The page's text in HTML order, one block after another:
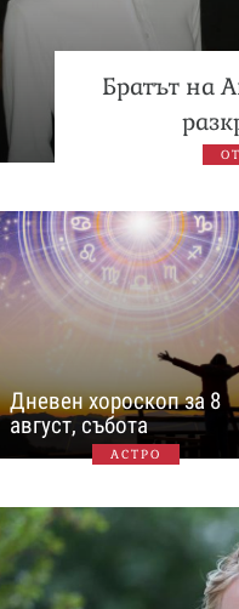
Братът на
Дневен хороскоп за 8
август, събота
АСТРО